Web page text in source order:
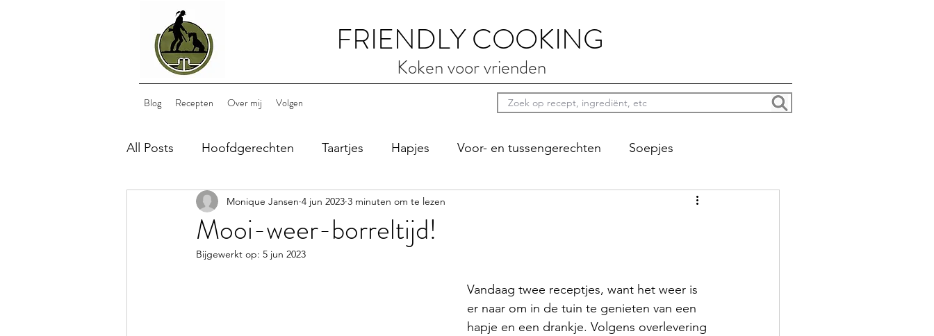
FRIENDLY COOKING
Koken voor vrienden
Blog Recepten Over mij Volgen
All Posts Hoofdgerechten Taartjes Hapjes Voor- en tussengerechten Soepjes
Bijgerechten Nagerechten Luie zondag Pina colada’s enzo
wild
Mooi-weer-borreltijd!
Monique Jansen 4 jun 2023 3 minuten om te lezen
Bijgewerkt op: 5 jun 2023
Vandaag twee receptjes, want het weer is
er naar om in de tuin te genieten van een
hapje en een drankje. Volgens overlevering